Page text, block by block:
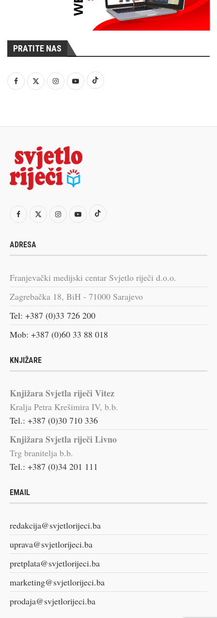
PRATITE NAS
ADRESA
Franjevački medijski centar Svjetlo riječi d.o.o.
Zagrebačka 18, BiH - 71000 Sarajevo
Tel: +387 (0)33 726 200
Mob: +387 (0)60 33 88 018
KNJIŽARE
Knjižara Svjetla riječi Vitez
Kralja Petra Krešimira IV, b.b.
Tel.: +387 (0)30 710 336
Knjižara Svjetla riječi Livno
Trg branitelja b.b.
Tel.: +387 (0)34 201 111
EMAIL
redakcija@svjetlorijeci.ba
uprava@svjetlorijeci.ba
pretplata@svjetlorijeci.ba
marketing@svjetlorijeci.ba
prodaja@svjetlorijeci.ba